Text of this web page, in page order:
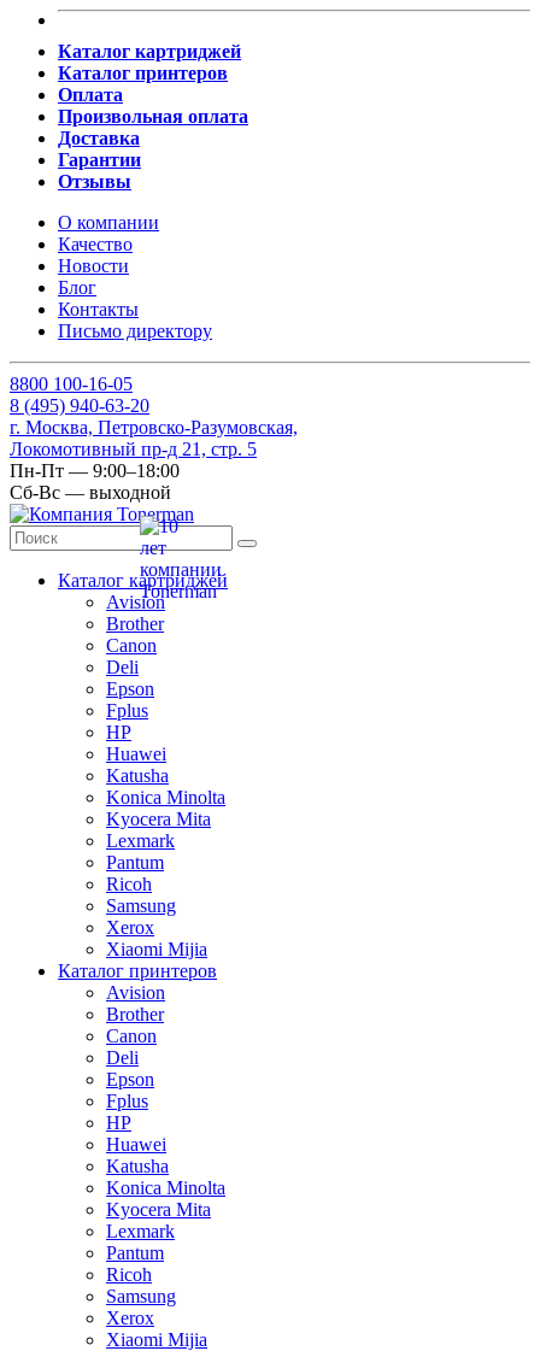
Каталог картриджей
Каталог принтеров
Оплата
Произвольная оплата
Доставка
Гарантии
Отзывы
О компании
Качество
Новости
Блог
Контакты
Письмо директору
8800 100-16-05
8 (495) 940-63-20
г. Москва, Петровско-Разумовская,
Локомотивный пр-д 21, стр. 5
Пн-Пт — 9:00–18:00
Сб-Вс — выходной
Каталог картриджей
Avision
Brother
Canon
Deli
Epson
Fplus
HP
Huawei
Katusha
Konica Minolta
Kyocera Mita
Lexmark
Pantum
Ricoh
Samsung
Xerox
Xiaomi Mijia
Каталог принтеров
Avision
Brother
Canon
Deli
Epson
Fplus
HP
Huawei
Katusha
Konica Minolta
Kyocera Mita
Lexmark
Pantum
Ricoh
Samsung
Xerox
Xiaomi Mijia